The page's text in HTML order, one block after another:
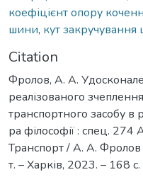
коефіцієнт опору
шини, кут
Citation
Фролов, А. А.
реалізованого
транспортного засобу
ра філософії : спец. 274
Транспорт / А. А. Фролов
т. – Харків, 2023. – 168 с.